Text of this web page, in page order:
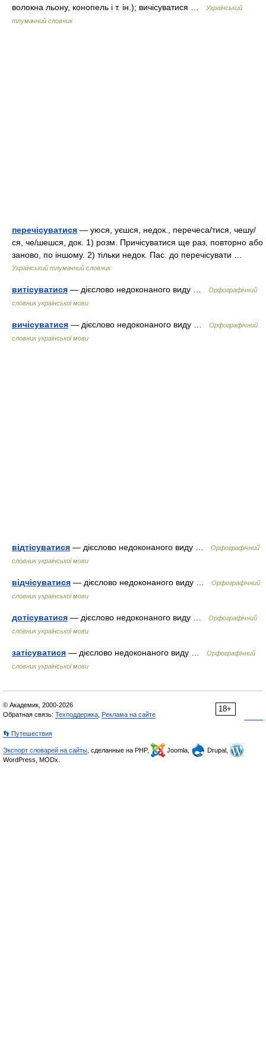
волокна льону, конопель і т. ін.); вичісуватися …
Український
тлумачний словник
перечісуватися — уюся, уєшся, недок., перечеса/тися, чешу/
ся, че/шешся, док. 1) розм. Причісуватися ще раз, повторно або
заново, по іншому. 2) тільки недок. Пас. до перечісувати …
Український тлумачний словник
витісуватися — дієслово недоконаного виду …
Орфографічний
словник української мови
вичісуватися — дієслово недоконаного виду …
Орфографічний
словник української мови
відтісуватися — дієслово недоконаного виду …
Орфографічний
словник української мови
відчісуватися — дієслово недоконаного виду …
Орфографічний
словник української мови
дотісуватися — дієслово недоконаного виду …
Орфографічний
словник української мови
затісуватися — дієслово недоконаного виду …
Орфографічний
словник української мови
18+
© Академик, 2000-2026
Обратная связь: Техподдержка Реклама на сайте
👣 Путешествия
Экспорт словарей на сайты , сделанные на PHP, Joomla,
Drupal,
WordPress, MODx.